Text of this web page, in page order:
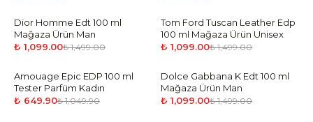
-27%
Dior Homme Edt 100 ml
Mağaza Ürün Man
₺ 1,099.00₺ 1,499.00
-27%
Tom Ford Tuscan Leather Edp
100 ml Mağaza Ürün Unisex
₺ 1,099.00₺ 1,499.00
-38%
Amouage Epic EDP 100 ml
Tester Parfüm Kadın
₺ 649.90₺ 1,049.90
-27%
Dolce Gabbana K Edt 100 ml
Mağaza Ürün Man
₺ 1,099.00₺ 1,499.00